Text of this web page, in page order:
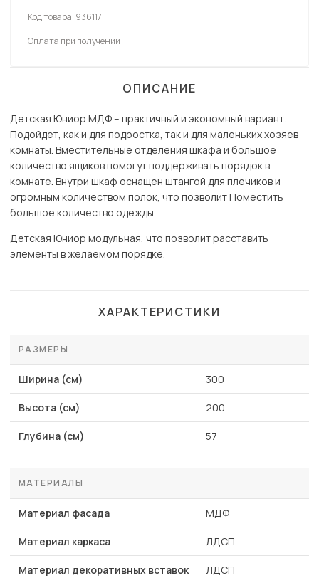
Код товара: 936117
Оплата при получении
ОПИСАНИЕ
Детская Юниор МДФ – практичный и экономный вариант.
Подойдет, как и для подростка, так и для маленьких хозяев
комнаты. Вместительные отделения шкафа и большое
количество ящиков помогут поддерживать порядок в
комнате. Внутри шкаф оснащен штангой для плечиков и
огромным количеством полок, что позволит Поместить
большое количество одежды.
Детская Юниор модульная, что позволит расставить
элементы в желаемом порядке.
ХАРАКТЕРИСТИКИ
РАЗМЕРЫ
Ширина (см) 300
Высота (см) 200
Глубина (см) 57
МАТЕРИАЛЫ
Материал фасада МДФ
Материал каркаса ЛДСП
Материал декоративных вставок ЛДСП